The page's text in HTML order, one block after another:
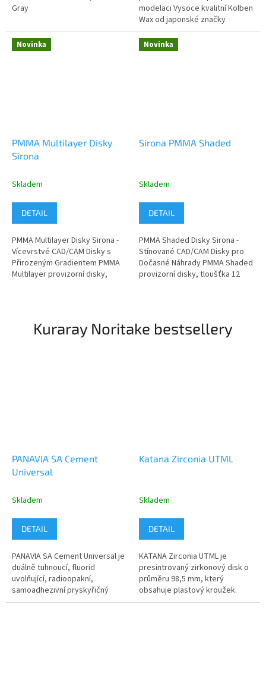
Gray
modelaci Vysoce kvalitní Kolben
Wax od japonské značky
Yamahachi Dental je
specializovaný tyčinkový...
Novinka
PMMA Multilayer Disky
Sirona
Skladem
DETAIL
PMMA Multilayer Disky Sirona -
Vícevrstvé CAD/CAM Disky s
Přirozeným Gradientem PMMA
Multilayer provizorní disky,
Novinka
Sirona PMMA Shaded
Skladem
DETAIL
PMMA Shaded Disky Sirona -
Stínované CAD/CAM Disky pro
Dočasné Náhrady PMMA Shaded
provizorní disky, tloušťka 12
Kuraray Noritake bestsellery
PANAVIA SA Cement
Universal
Skladem
DETAIL
PANAVIA SA Cement Universal je
duálně tuhnoucí, fluorid
uvolňující, radioopakní,
samoadhezivní pryskyřičný
cement pro náhrady z keramiky,
Katana Zirconia UTML
Skladem
DETAIL
KATANA Zirconia UTML je
presintrovaný zirkonový disk o
průměru 98,5 mm, který
obsahuje plastový kroužek.
KATANA Zirconia UTML je k